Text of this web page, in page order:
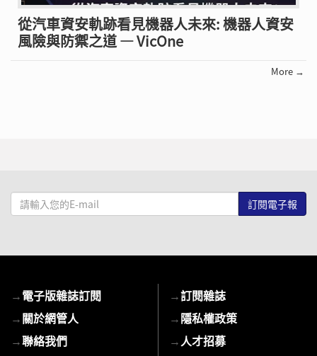
從汽車資安軌跡看見機器人未來: 機器人資安
風險與防禦之道 — VicOne
More →
請
輸
mail
→電子版雜誌訂閱
→關於網管人
→聯絡我們
→訂閱雜誌
→隱私權政策
→人才招募